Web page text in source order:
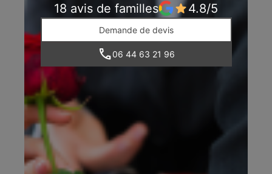
18 avis de familles 4.8/5
Demande de devis
06 44 63 21 96